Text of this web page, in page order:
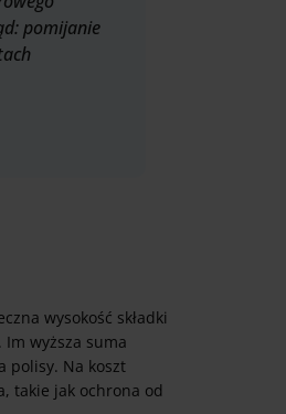
pomijanie
wysokość składki
wyższa suma
polisy. Na koszt
takie jak ochrona od